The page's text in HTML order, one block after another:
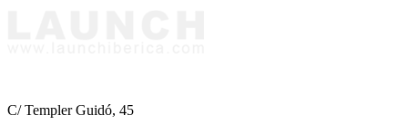
C/ Templer Guidó, 45